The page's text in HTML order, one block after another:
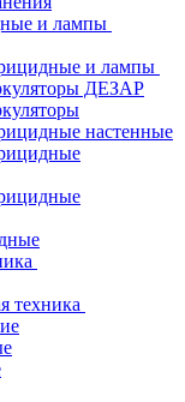
и лампы
и лампы
ДЕЗАР
настенные
техника